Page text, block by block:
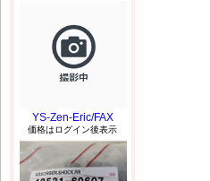
YS-Zen-Eric/FAX
価格はログイン後表示